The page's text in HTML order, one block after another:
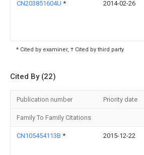
CN203851604U * 2014-02-26
* Cited by examiner, † Cited by third party
Cited By (22)
Publication number Priority date
Family To Family Citations
CN105454113B * 2015-12-22